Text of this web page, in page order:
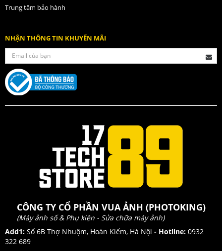
Trung tâm bảo hành
NHẬN THÔNG TIN KHUYẾN MÃI
CÔNG TY CỔ PHẦN VUA ẢNH (PHOTOKING)
(Máy ảnh số & Phụ kiện - Sửa chữa máy ảnh)
Add1: Số 6B Thợ Nhuộm, Hoàn Kiếm, Hà Nội - Hotline: 0932
322 689